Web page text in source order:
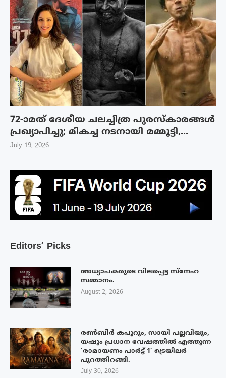
Editors’ Picks
അധ്യാപകരുടെ വിലപ്പെട്ട സ്നേഹ
സമ്മാനം.
August 2, 2026
രൺബീർ കപൂറും, സായി പല്ലവിയും,
യഷും പ്രധാന വേഷത്തിൽ എത്തുന്ന
‘രാമായണം പാർട്ട് 1’ ട്രെയിലർ
പുറത്തിറങ്ങി.
July 30, 2026
72-ാമത് ദേശീയ ചലച്ചിത്ര പുരസ്‌കാരങ്ങള്‍
പ്രഖ്യാപിച്ചു; മികച്ച നടനായി മമ്മൂട്ടി,...
July 19, 2026